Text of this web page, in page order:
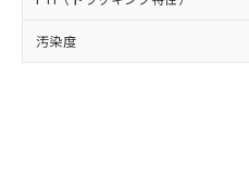
汚染度
示しないようお
マイパーツ機
ビス）をご利用
部品在庫の切り替え
月が前後することがあ
準値以下であることを
「10」：通常の使用
質が外部に漏えいし
該第三者に通知
販売先および販
法に輸出する
白
受注生産
情報を公開